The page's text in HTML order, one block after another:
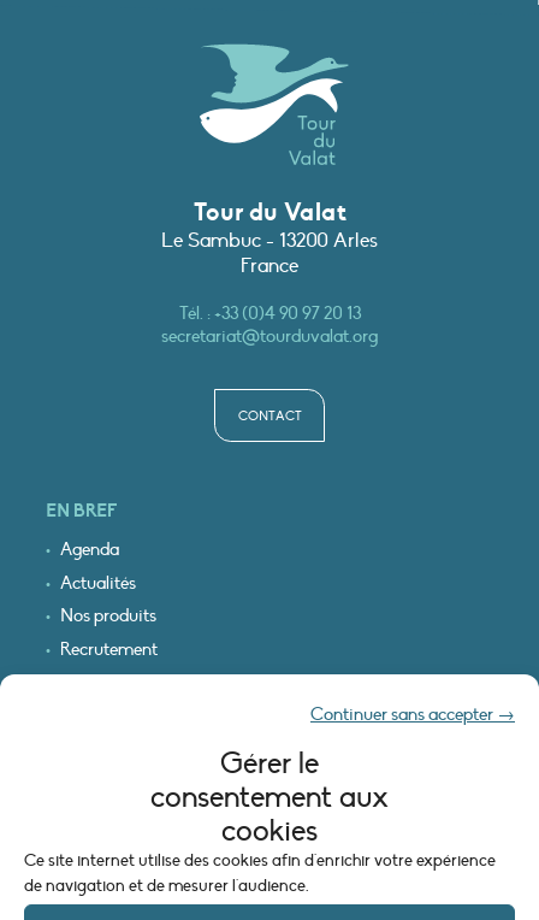
Gérer le
consentement aux
cookies
Ce site internet utilise des cookies afin d'enrichir votre expérience
de navigation et de mesurer l'audience.
Continuer sans accepter →
Tour du Valat
Le Sambuc - 13200 Arles
France
Tél. :+33 (0)4 90 97 20 13
secretariat@tourduvalat.org
CONTACT
EN BREF
Agenda
Actualités
Nos produits
Recrutement
INFORMATIONS LÉGALES
Mentions légales
Politique de cookies (UE)